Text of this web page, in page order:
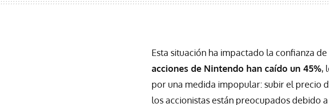
Esta situación ha impactado la confianza
acciones de Nintendo han caído un 45%,
por una medida impopular: subir el precio
los accionistas están preocupados debido